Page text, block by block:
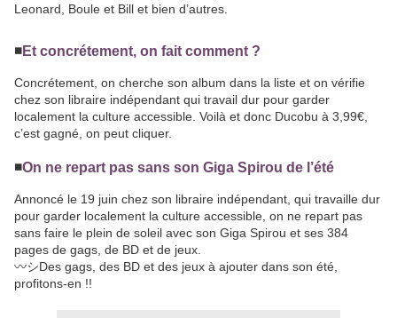
Leonard, Boule et Bill et bien d’autres.
◾️Et concrétement, on fait comment ?
Concrétement, on cherche son album dans la liste et on vérifie
chez son libraire indépendant qui travail dur pour garder
localement la culture accessible. Voilà et donc Ducobu à 3,99€,
c’est gagné, on peut cliquer.
◾️On ne repart pas sans son Giga Spirou de l’été
Annoncé le 19 juin chez son libraire indépendant, qui travaille dur
pour garder localement la culture accessible, on ne repart pas
sans faire le plein de soleil avec son Giga Spirou et ses 384
pages de gags, de BD et de jeux.
〰️シDes gags, des BD et des jeux à ajouter dans son été,
profitons-en !!